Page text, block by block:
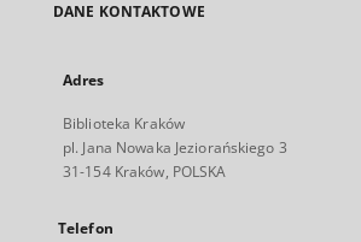
DANE KONTAKTOWE
Adres
Biblioteka Kraków
pl. Jana Nowaka Jeziorańskiego 3
31-154 Kraków, POLSKA
Telefon